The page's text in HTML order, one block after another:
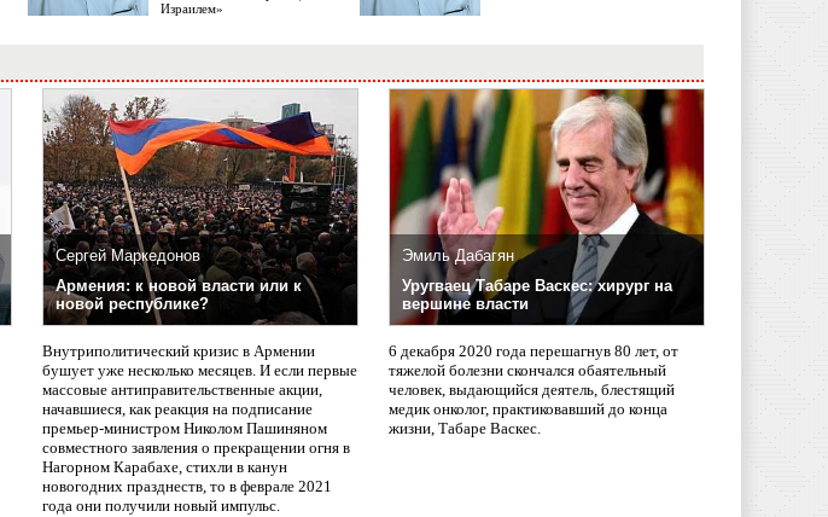
Израилем»
Сергей Маркедонов
Армения: к новой власти или к
новой республике?
Внутриполитический кризис в Армении
бушует уже несколько месяцев. И если первые
массовые антиправительственные акции,
начавшиеся, как реакция на подписание
премьер-министром Николом Пашиняном
совместного заявления о прекращении огня в
Нагорном Карабахе, стихли в канун
новогодних празднеств, то в феврале 2021
года они получили новый импульс.
Эмиль Дабагян
Уругваец Табаре Васкес: хирург на
вершине власти
6 декабря 2020 года перешагнув 80 лет, от
тяжелой болезни скончался обаятельный
человек, выдающийся деятель, блестящий
медик онколог, практиковавший до конца
жизни, Табаре Васкес.